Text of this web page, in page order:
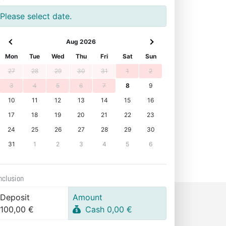
Please select date.
Aug 2026
Mon
Tue Wed Thu Fri Sat
Sun
27
28 29 30 31 1
2
3
4 5 6 7 8
9
10
11 12 13 14 15
16
17
18 19 20 21 22
23
24
25 26 27 28 29
30
31
1 2 3 4 5 6
Deposit
100,00 €
Amount
Cash 0,00 €